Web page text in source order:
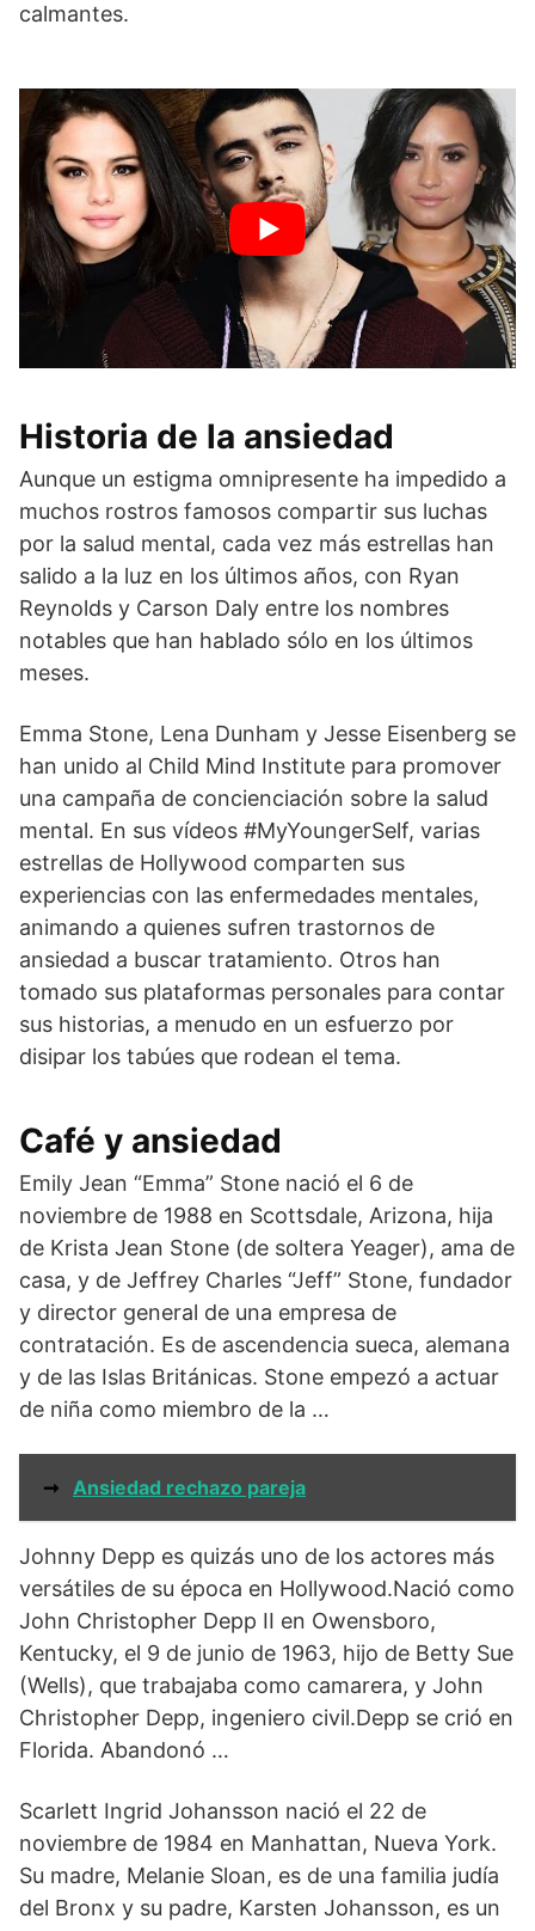
calmantes.
Historia de la ansiedad
Aunque un estigma omnipresente ha impedido a
muchos rostros famosos compartir sus luchas
por la salud mental, cada vez más estrellas han
salido a la luz en los últimos años, con Ryan
Reynolds y Carson Daly entre los nombres
notables que han hablado sólo en los últimos
meses.
Emma Stone, Lena Dunham y Jesse Eisenberg se
han unido al Child Mind Institute para promover
una campaña de concienciación sobre la salud
mental. En sus vídeos #MyYoungerSelf, varias
estrellas de Hollywood comparten sus
experiencias con las enfermedades mentales,
animando a quienes sufren trastornos de
ansiedad a buscar tratamiento. Otros han
tomado sus plataformas personales para contar
sus historias, a menudo en un esfuerzo por
disipar los tabúes que rodean el tema.
Café y ansiedad
Emily Jean “Emma” Stone nació el 6 de
noviembre de 1988 en Scottsdale, Arizona, hija
de Krista Jean Stone (de soltera Yeager), ama de
casa, y de Jeffrey Charles “Jeff” Stone, fundador
y director general de una empresa de
contratación. Es de ascendencia sueca, alemana
y de las Islas Británicas. Stone empezó a actuar
de niña como miembro de la …
➞ Ansiedad rechazo pareja
Johnny Depp es quizás uno de los actores más
versátiles de su época en Hollywood.Nació como
John Christopher Depp II en Owensboro,
Kentucky, el 9 de junio de 1963, hijo de Betty Sue
(Wells), que trabajaba como camarera, y John
Christopher Depp, ingeniero civil.Depp se crió en
Florida. Abandonó …
Scarlett Ingrid Johansson nació el 22 de
noviembre de 1984 en Manhattan, Nueva York.
Su madre, Melanie Sloan, es de una familia judía
del Bronx y su padre, Karsten Johansson, es un